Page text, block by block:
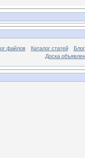
файлов Каталог статей
Блог
Доска